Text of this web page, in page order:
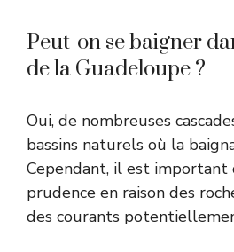
Peut-on se baigner
de la Guadeloupe ?
Oui, de nombreuses
bassins naturels où la
Cependant, il est important
prudence en raison des
des courants